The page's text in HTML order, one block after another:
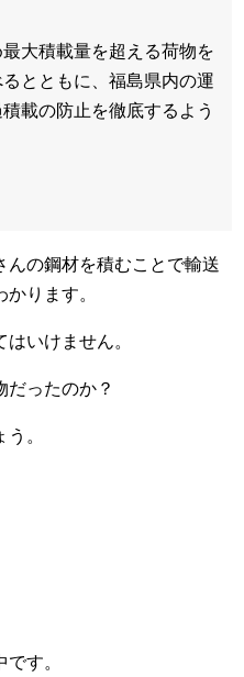
大積載量を超える荷物を
とともに、福島県内の運
載の防止を徹底するよう
んの鋼材を積むことで輸送
ります。
いけません。
だったのか？
。
す。